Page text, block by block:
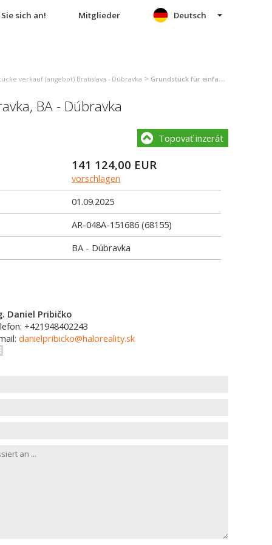
sich an! Mitglieder Deutsch
verkauf (angebot) Bratislava - Dúbravka > Grundstück für einfamilienhäuser verkauf (angebot) Bratislava - Dúbravka
, BA - Dúbravka
Topovať inzerát
141 124,00 EUR
vorschlagen
01.09.2025
AR-048A-151686 (68155)
BA - Dúbravka
Daniel Pribičko
+421948402243
danielpribicko@haloreality.sk